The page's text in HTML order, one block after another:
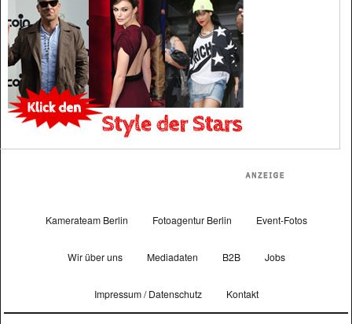
Kamerateam Berlin Fotoagentur Berlin Event-Fotos
Wir über uns Mediadaten B2B Jobs
Impressum / Datenschutz Kontakt